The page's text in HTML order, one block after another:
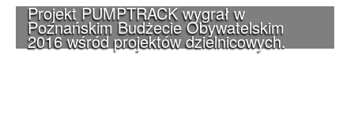
Projekt PUMPTRACK wygrał w
Poznańskim Budżecie Obywatelskim
2016 wśród projektów dzielnicowych.